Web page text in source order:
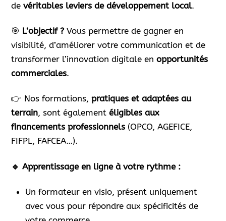
devéritables leviers de développement local.
🎯 L’objectif ?Vous permettre de gagner en
visibilité, d’améliorer votre communication et de
transformer l’innovation digitale enopportunités
commerciales.
👉 Nos formations,pratiques et adaptées au
terrain, sont égalementéligibles aux
financements professionnels (OPCO, AGEFICE,
FIFPL, FAFCEA…).
🔹 Apprentissage en ligne à votre rythme :
Un formateur en visio, présent uniquement
avec vous pour répondre aux spécificités de